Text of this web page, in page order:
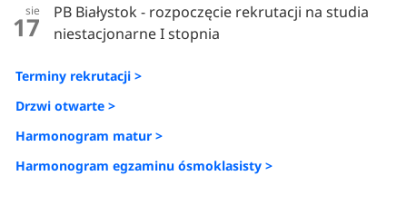
sie
17
PB Białystok - rozpoczęcie rekrutacji na studia
niestacjonarne I stopnia
Terminy rekrutacji >
Drzwi otwarte >
Harmonogram matur >
Harmonogram egzaminu ósmoklasisty >